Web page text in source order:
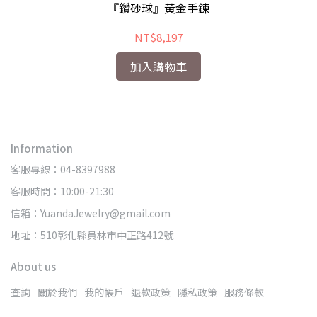
『鑽砂球』黃金手鍊
NT$8,197
加入購物車
Information
客服專線：04-8397988
客服時間：10:00-21:30
信箱：YuandaJewelry@gmail.com
地址：510彰化縣員林市中正路412號
About us
查詢 關於我們 我的帳戶 退款政策 隱私政策 服務條款